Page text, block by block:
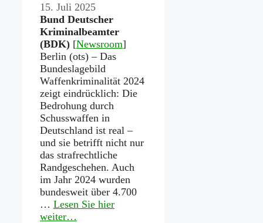
15. Juli 2025
Bund Deutscher
Kriminalbeamter
(BDK) [Newsroom]
Berlin (ots) – Das
Bundeslagebild
Waffenkriminalität 2024
zeigt eindrücklich: Die
Bedrohung durch
Schusswaffen in
Deutschland ist real –
und sie betrifft nicht nur
das strafrechtliche
Randgeschehen. Auch
im Jahr 2024 wurden
bundesweit über 4.700
… Lesen Sie hier
weiter…